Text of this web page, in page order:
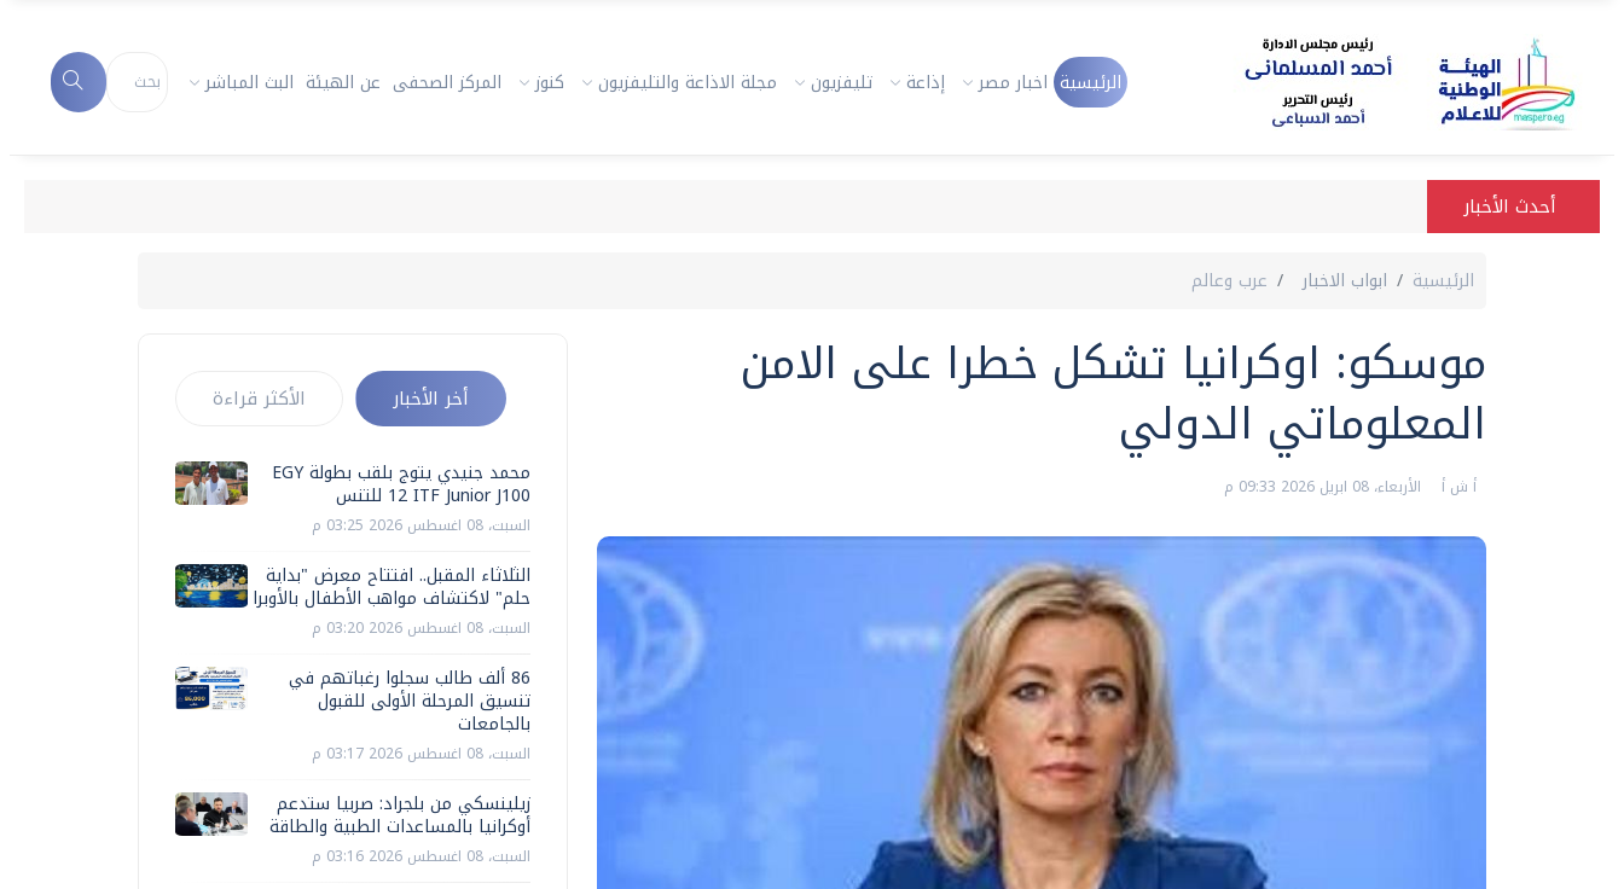
الرئيسية اخبار مصر إذاعة تليفزيون مجلة الاذاعة والتليفزيون كنوز المركز الصحفى عن الهيئة البث المباشر
أحدث الأخبار
الرئيسية ابواب الاخبار عرب وعالم
موسكو: اوكرانيا تشكل خطرا على الامن
المعلوماتي الدولي
أ ش أ الأربعاء، 08 ابريل 2026 09:33 م
أخر الأخبار الأكثر قراءة
محمد جنيدي يتوج بلقب بطولة EGY
12 ITF Junior J100 للتنس
السبت، 08 اغسطس 2026 03:25 م
الثلاثاء المقبل.. افتتاح معرض "بداية
حلم" لاكتشاف مواهب الأطفال بالأوبرا
السبت، 08 اغسطس 2026 03:20 م
86 ألف طالب سجلوا رغباتهم في
تنسيق المرحلة الأولى للقبول
بالجامعات
السبت، 08 اغسطس 2026 03:17 م
زيلينسكي من بلجراد: صربيا ستدعم
أوكرانيا بالمساعدات الطبية والطاقة
السبت، 08 اغسطس 2026 03:16 م